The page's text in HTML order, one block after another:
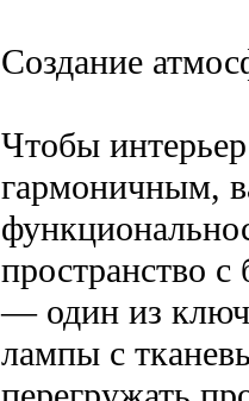
Создание
Чтобы
гармоничным,
пространство с
— один из
лампы с